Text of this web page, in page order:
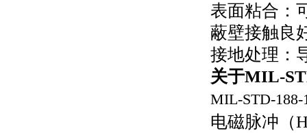
表面粘合：
蔽壁接触良
接地处理：
关于MIL-
MIL-STD-188-
电磁脉冲（